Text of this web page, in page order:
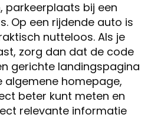
parkeerplaats bij een
Op een rijdende auto is
nutteloos. Als je
zorg dan dat de code
gerichte landingspagina
algemene homepage,
beter kunt meten en
relevante informatie